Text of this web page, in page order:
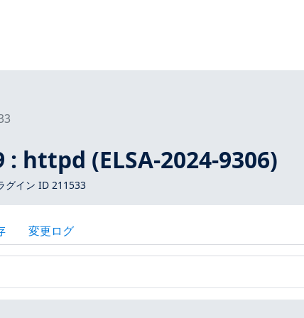
httpd (ELSA-2024-9306)
グイン ID 211533
変更ログ